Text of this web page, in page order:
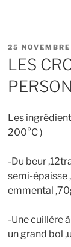
PUBLIÉ
LE
25
LES
Les
200°C )
-Du beur
semi-épaisse
emmental
-Une cuillère
un grand bol